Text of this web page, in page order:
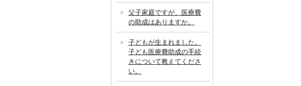
父子家庭ですが、医療費
の助成はありますか。
子どもが生まれました。
子ども医療費助成の手続
きについて教えてくださ
い。